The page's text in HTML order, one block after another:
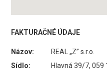
FAKTURAČNÉ ÚDAJE
Názov:
REAL „Z” s.r.o.
Sídlo:
Hlavná 39/7,